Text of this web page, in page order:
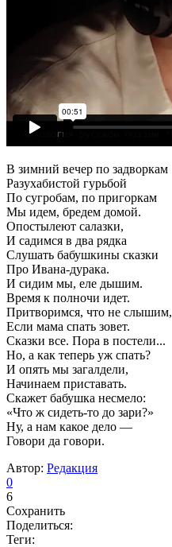
В зимний вечер по задворкам
Разухабистой гурьбой
По сугробам, по пригоркам
Мы идем, бредем домой.
Опостылеют салазки,
И садимся в два рядка
Слушать бабушкины сказки
Про Ивана-дурака.
И сидим мы, еле дышим.
Время к полночи идет.
Притворимся, что не слышим,
Если мама спать зовет.
Сказки все. Пора в постели...
Но, а как теперь уж спать?
И опять мы загалдели,
Начинаем приставать.
Скажет бабушка несмело:
«Что ж сидеть-то до зари?»
Ну, а нам какое дело —
Говори да говори.
Автор: Редакция
0
6
Сохранить
Поделиться:
Теги: